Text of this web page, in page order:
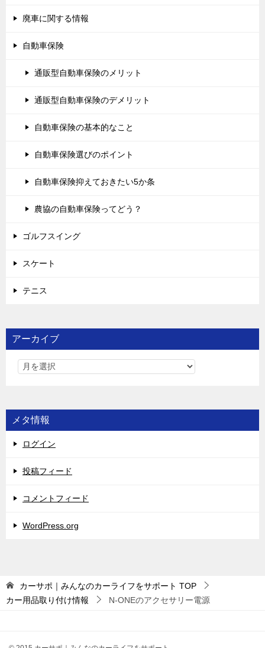
廃車に関する情報
自動車保険
通販型自動車保険のメリット
通販型自動車保険のデメリット
自動車保険の基本的なこと
自動車保険選びのポイント
自動車保険抑えておきたい5か条
農協の自動車保険ってどう？
ゴルフスイング
スケート
テニス
アーカイブ
メタ情報
ログイン
投稿フィード
コメントフィード
WordPress.org
カーサポ｜みんなのカーライフをサポート TOP
カー用品取り付け情報
N-ONEのアクセサリー電源